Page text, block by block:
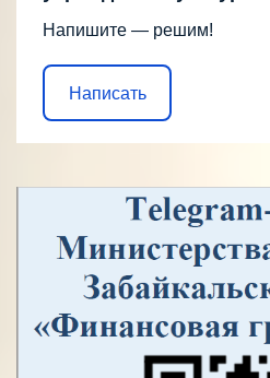
Напишите — решим!
Написать